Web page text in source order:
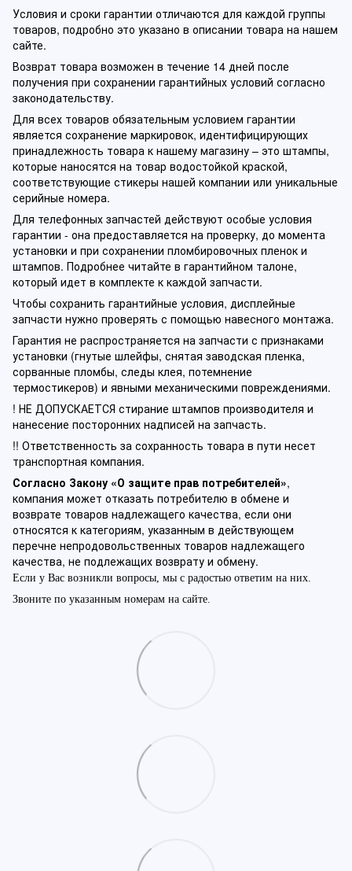
Условия и сроки гарантии отличаются для каждой группы
товаров, подробно это указано в описании товара на нашем
сайте.
Возврат товара возможен в течение 14 дней после
получения при сохранении гарантийных условий согласно
законодательству.
Для всех товаров обязательным условием гарантии
является сохранение маркировок, идентифицирующих
принадлежность товара к нашему магазину – это штампы,
которые наносятся на товар водостойкой краской,
соответствующие стикеры нашей компании или уникальные
серийные номера.
Для телефонных запчастей действуют особые условия
гарантии - она предоставляется на проверку, до момента
установки и при сохранении пломбировочных пленок и
штампов. Подробнее читайте в гарантийном талоне,
который идет в комплекте к каждой запчасти.
Чтобы сохранить гарантийные условия, дисплейные
запчасти нужно проверять с помощью навесного монтажа.
Гарантия не распространяется на запчасти с признаками
установки (гнутые шлейфы, снятая заводская пленка,
сорванные пломбы, следы клея, потемнение
термостикеров) и явными механическими повреждениями.
! НЕ ДОПУСКАЕТСЯ стирание штампов производителя и
нанесение посторонних надписей на запчасть.
!! Ответственность за сохранность товара в пути несет
транспортная компания.
Согласно Закону «О защите прав потребителей»,
компания может отказать потребителю в обмене и
возврате товаров надлежащего качества, если они
относятся к категориям, указанным в действующем
перечне непродовольственных товаров надлежащего
качества, не подлежащих возврату и обмену.
Если у Вас возникли вопросы, мы с радостью ответим на них.
Звоните по указанным номерам на сайте.